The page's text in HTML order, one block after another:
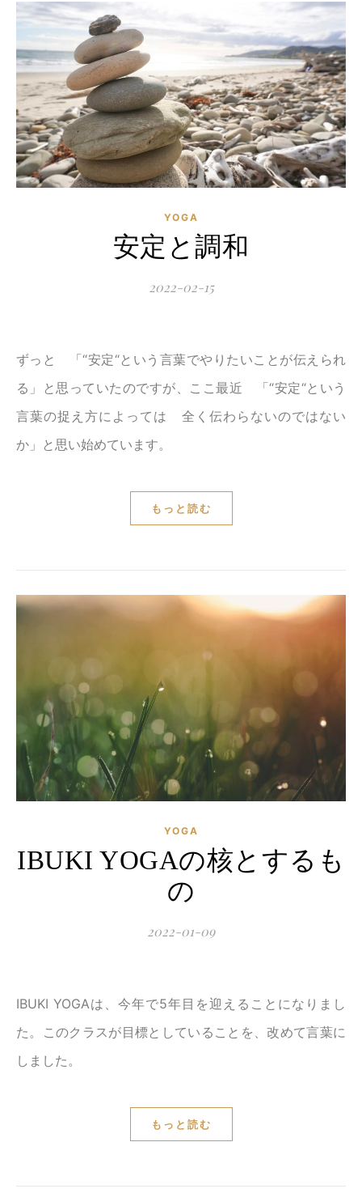
YOGA
安定と調和
2022-02-15
ずっと 「“安定“という言葉でやりたいことが伝えられ
る」と思っていたのですが、ここ最近 「“安定“という
言葉の捉え方によっては 全く伝わらないのではない
か」と思い始めています。
もっと読む
YOGA
IBUKI YOGAの核とするも
の
2022-01-09
IBUKI YOGAは、今年で5年目を迎えることになりまし
た。このクラスが目標としていることを、改めて言葉に
しました。
もっと読む